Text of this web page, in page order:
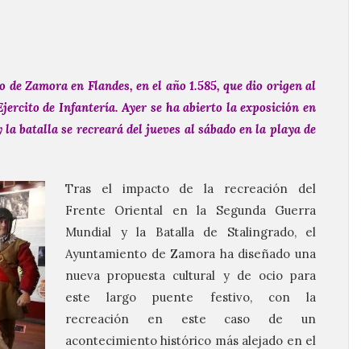
Zamora en Flandes, en el año 1.585, que dio origen al
de Infantería.Ayer se ha abierto la exposición en
batalla se recreará del jueves al sábado en la playa de
Tras el impacto de la recreación del
Frente Oriental en la Segunda Guerra
Mundial y la Batalla de Stalingrado, el
Ayuntamiento de Zamora ha diseñado una
nueva propuesta cultural y de ocio para
este largo puente festivo, con la
recreación en este caso de un
acontecimiento histórico más alejado en el